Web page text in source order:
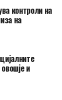
контроли на
на
и